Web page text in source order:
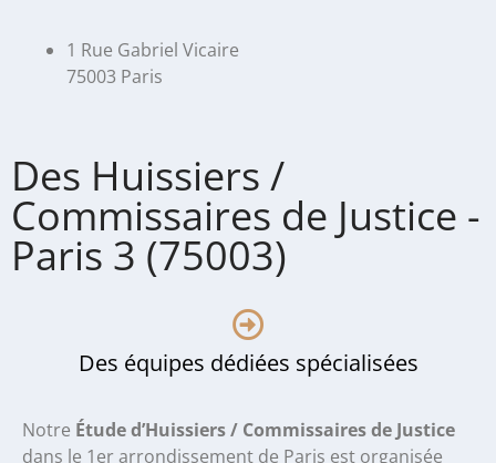
1 Rue Gabriel Vicaire
75003 Paris
Des Huissiers /
Commissaires de Justice -
Paris 3 (75003)
Des équipes dédiées spécialisées
Notre Étude d’Huissiers / Commissaires de Justice
dans le 1er arrondissement de Paris est organisée